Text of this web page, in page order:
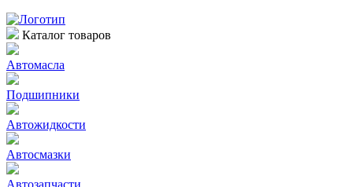
Каталог товаров
Автомасла
Подшипники
Автожидкости
Автосмазки
Автозапчасти